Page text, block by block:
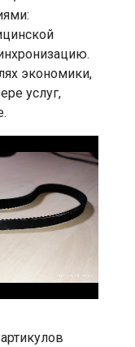
экономики,
услуг,